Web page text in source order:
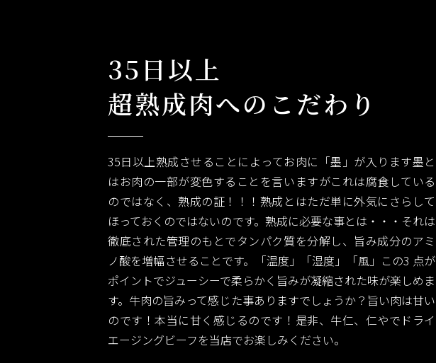
35日以上
超熟成肉へのこだわり
35日以上熟成させることによってお肉に「墨」が入ります墨と
はお肉の一部が変色することを言いますがこれは腐食している
のではなく、熟成の証！！！熟成とはただ単に外気にさらして
ほっておくのではないのです。熟成に必要な事とは・・・それは
徹底された管理のもとでタンパク質を分解し、旨み成分のアミ
ノ酸を増幅させることです。「温度」「湿度」「風」この3 点が
ポイントでジューシーで柔らかく旨みが凝縮された味が楽しめま
す。牛肉の旨みって感じた事ありますでしょうか？旨い肉は甘い
のです！本当に甘く感じるのです！是非、牛仁、仁やでドライ
エージングビーフを当店でお楽しみください。